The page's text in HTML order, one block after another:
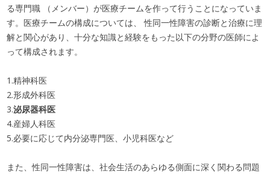
る専門職 （メンバー）が医療チームを作って行うことになっていま
す。医療チームの構成については、 性同一性障害の診断と治療に理
解と関心があり、十分な知識と経験をもった以下の分野の医師によ
って構成されます。
1.精神科医
2.形成外科医
3.泌尿器科医
4.産婦人科医
5.必要に応じて内分泌専門医、小児科医など
また、性同一性障害は、社会生活のあらゆる側面に深く関わる問題